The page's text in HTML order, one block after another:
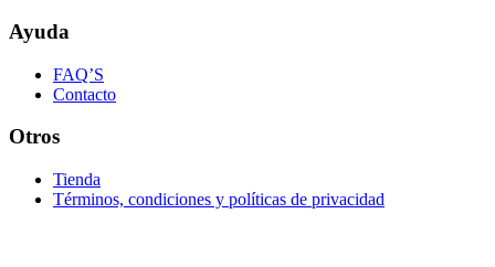
Ayuda
FAQ’S
Contacto
Otros
Tienda
Términos, condiciones y políticas de privacidad